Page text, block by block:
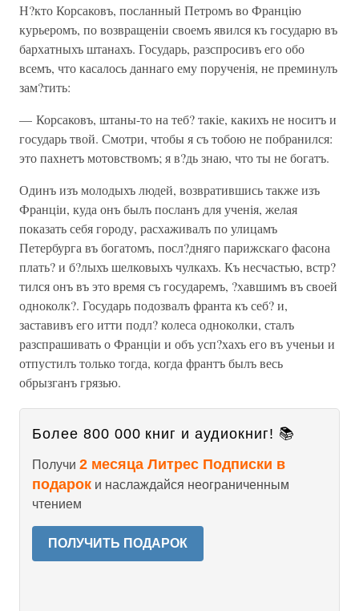
Н?кто Корсаковъ, посланный Петромъ во Францію
курьеромъ, по возвращеніи своемъ явился къ государю въ
бархатныхъ штанахъ. Государь, разспросивъ его обо
всемъ, что касалось даннаго ему порученія, не преминулъ
зам?тить:
— Корсаковъ, штаны-то на теб? такіе, какихъ не носитъ и
государь твой. Смотри, чтобы я съ тобою не побранился:
это пахнетъ мотовствомъ; я в?дь знаю, что ты не богатъ.
Одинъ изъ молодыхъ людей, возвратившись также изъ
Франціи, куда онъ былъ посланъ для ученія, желая
показать себя городу, расхаживалъ по улицамъ
Петербурга въ богатомъ, посл?дняго парижскаго фасона
плать? и б?лыхъ шелковыхъ чулкахъ. Къ несчастью, встр?
тился онъ въ это время съ государемъ, ?хавшимъ въ своей
одноколк?. Государь подозвалъ франта къ себ? и,
заставивъ его итти подл? колеса одноколки, сталъ
разспрашивать о Франціи и объ усп?хахъ его въ ученьи и
отпустилъ только тогда, когда франтъ былъ весь
обрызганъ грязью.
Более 800 000 книг и аудиокниг! 📚
Получи 2 месяца Литрес Подписки в
подарок и наслаждайся неограниченным
чтением
ПОЛУЧИТЬ ПОДАРОК